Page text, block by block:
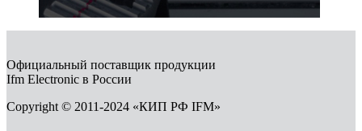
Официальный поставщик продукции
Ifm Electronic в России
Copyright © 2011-2024 «КИП РФ IFM»